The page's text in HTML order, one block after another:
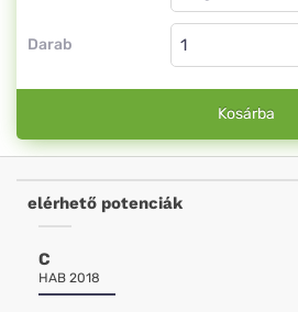
Darab
Kosárba
elérhető potenciák
C
HAB 2018